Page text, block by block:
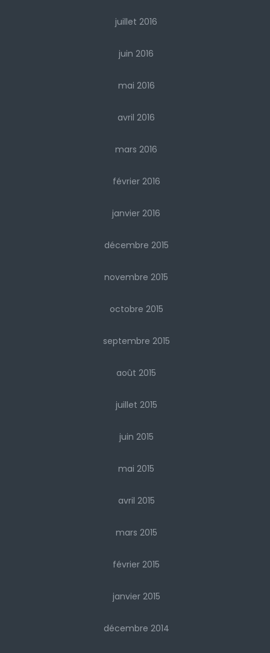
juillet 2016
juin 2016
mai 2016
avril 2016
mars 2016
février 2016
janvier 2016
décembre 2015
novembre 2015
octobre 2015
septembre 2015
août 2015
juillet 2015
juin 2015
mai 2015
avril 2015
mars 2015
février 2015
janvier 2015
décembre 2014